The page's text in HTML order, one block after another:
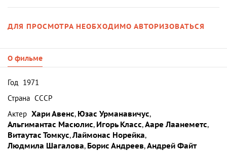
ДЛЯ ПРОСМОТРА НЕОБХОДИМО АВТОРИЗОВАТЬСЯ
О фильме
Год 1971
Страна СССР
Актер Хари Авенс, Юзас Урманавичус,
Альгимантас Масюлис, Игорь Класс,Ааре Лаанеметс,
Витаутас Томкус,Лаймонас Норейка,
Людмила Шагалова, Борис Андреев,Андрей Файт